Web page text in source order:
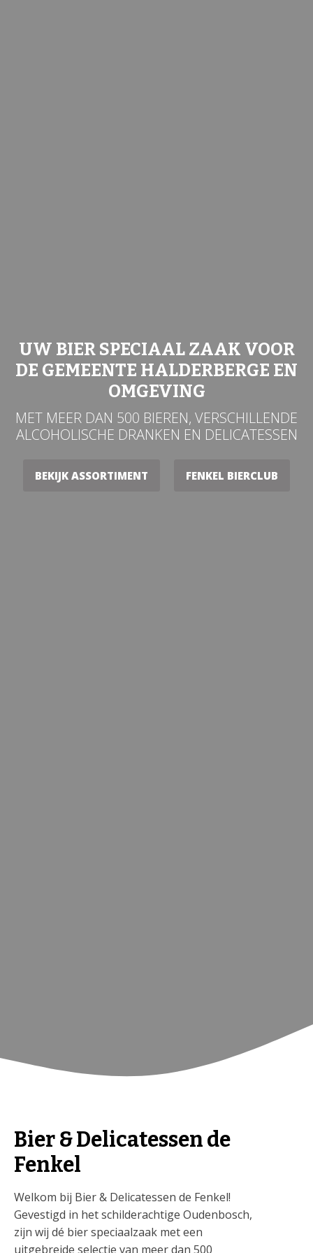
UW BIER SPECIAAL ZAAK VOOR
DE GEMEENTE HALDERBERGE EN
OMGEVING
MET MEER DAN 500 BIEREN, VERSCHILLENDE
ALCOHOLISCHE DRANKEN EN DELICATESSEN
BEKIJK ASSORTIMENT FENKEL BIERCLUB
Bier & Delicatessen de
Fenkel
Welkom bij Bier & Delicatessen de Fenkel!
Gevestigd in het schilderachtige Oudenbosch,
zijn wij dé bier speciaalzaak met een
uitgebreide selectie van meer dan 500